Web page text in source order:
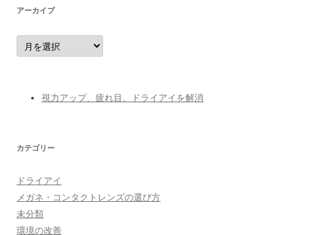
アーカイブ
ア
ー
カ
視力アップ、疲れ目、ドライアイを解消
カテゴリー
ドライアイ
メガネ・コンタクトレンズの選び方
未分類
環境の改善